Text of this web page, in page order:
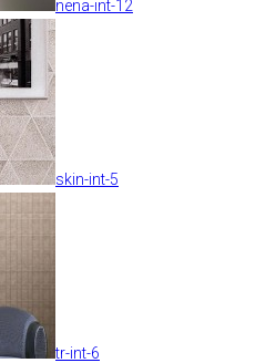
nena-int-12
skin-int-5
tr-int-6